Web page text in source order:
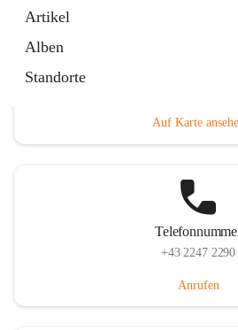
Artikel
Alben
Standorte
Auf Karte
+43 2247 2290
Anrufen